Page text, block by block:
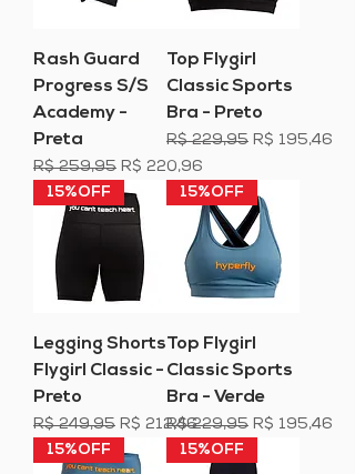
Rash Guard
Progress S/S
Academy -
Preta
Preço normal
R$ 259,95 Preço promocional
R$ 220,96
Top Flygirl
Classic Sports
Bra - Preto
Preço normal
R$ 229,95 Preço
R$ 195,46
15%OFF
Legging Shorts
Flygirl Classic -
Preto
Preço normal
R$ 249,95 Preço promocional
R$ 212,46
15%OFF
Top Flygirl
Classic Sports
Bra - Verde
Preço normal
R$ 229,95 Preço
R$ 195,46
15%OFF 15%OFF